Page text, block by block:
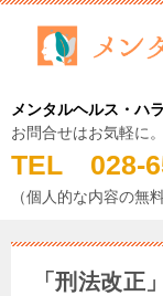
メンタルヘルス・ハ
お問合せはお気軽に
TEL 028-
（個人的な内容の無
「刑法改正